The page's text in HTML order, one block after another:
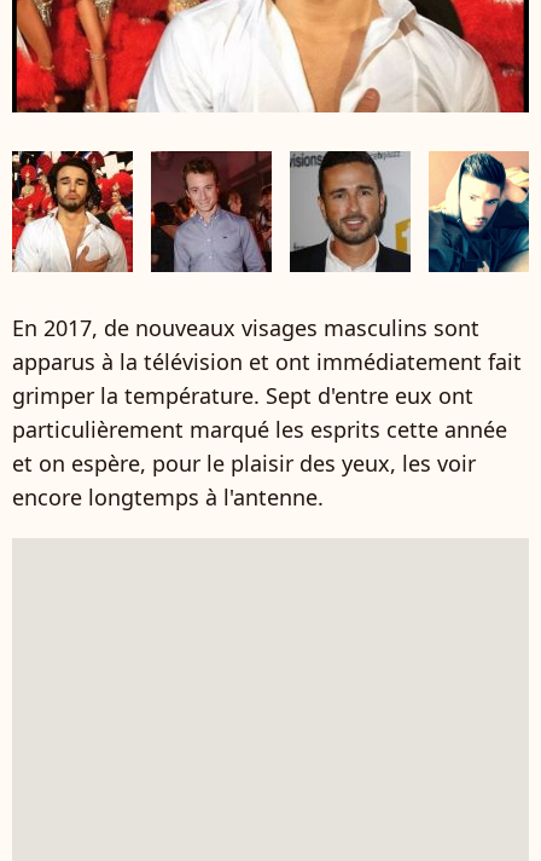
En 2017, de nouveaux visages masculins sont
apparus à la télévision et ont immédiatement fait
grimper la température. Sept d'entre eux ont
particulièrement marqué les esprits cette année
et on espère, pour le plaisir des yeux, les voir
encore longtemps à l'antenne.